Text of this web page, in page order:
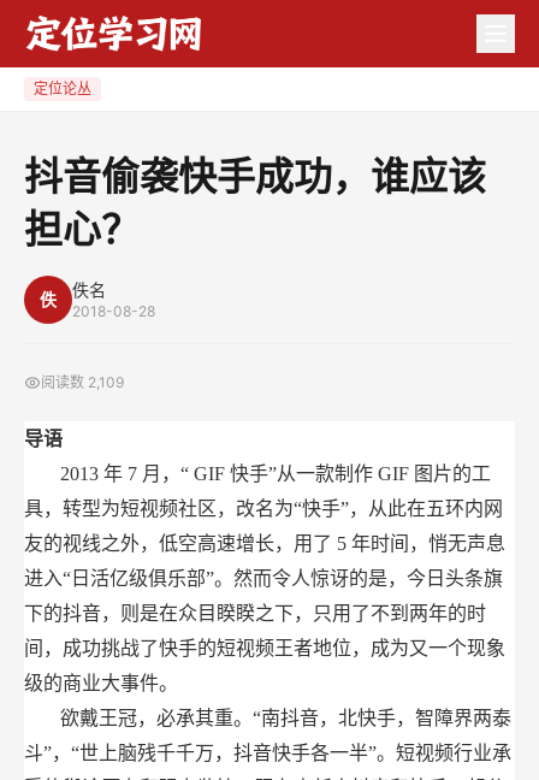
功，
定位论丛
抖音偷袭快手成功，谁应该
担心？
佚 佚名
2018-08-28
阅读数 2,109
导语
2013 年 7 月，“ GIF 快手”从一款制作 GIF 图片的工
具，转型为短视频社区，改名为“快手”，从此在五环内网
友的视线之外，低空高速增长，用了 5 年时间，悄无声息
进入“日活亿级俱乐部”。然而令人惊讶的是，今日头条旗
下的抖音，则是在众目睽睽之下，只用了不到两年的时
间，成功挑战了快手的短视频王者地位，成为又一个现象
级的商业大事件。
欲戴王冠，必承其重。“南抖音，北快手，智障界两泰
斗”，“世上脑残千千万，抖音快手各一半”。短视频行业承